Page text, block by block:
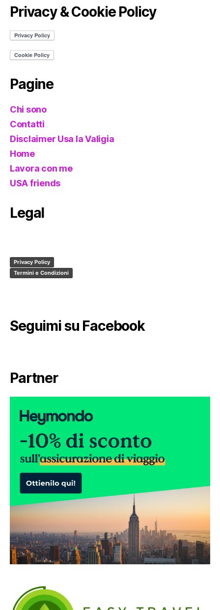
Privacy & Cookie Policy
Pagine
Chi sono
Contatti
Disclaimer Usa la Valigia
Home
Lavora con me
USA friends
Legal
Privacy Policy
Termini e Condizioni
Seguimi su Facebook
Partner